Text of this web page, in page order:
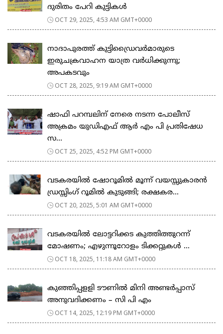
ദുരിതം പേറി കുട്ടികൾ
OCT 29, 2025, 4:53 AM GMT+0000
നാദാപുരത്ത് കുട്ടിഡ്രൈവർമാരുടെ
ഇരുചക്രവാഹന യാത്ര വർധിക്കുന്നു;
അപകടവും
OCT 28, 2025, 9:19 AM GMT+0000
ഷാഫി പറമ്പലിന് നേരെ നടന്ന പോലീസ്
അക്രമം യുഡിഎഫ് ആർ എം പി പ്രതിഷേധ
സ...
OCT 25, 2025, 4:52 PM GMT+0000
വടകരയിൽ ഷോറൂമിൽ മൂന്ന് വയസ്സുകാരൻ
ഡ്രസ്സിംഗ് റൂമിൽ കുടുങ്ങി; രക്ഷകര...
OCT 20, 2025, 5:01 AM GMT+0000
വടകരയിൽ ലോട്ടറിക്കട കുത്തിത്തുറന്ന്
മോഷണം; എഴുന്നൂറോളം ടിക്കറ്റുകൾ ...
OCT 18, 2025, 11:18 AM GMT+0000
കുഞ്ഞിപ്പളളി ടൗണിൽ മിനി അണ്ടർപ്പാസ്
അനുവദിക്കണം – സി പി എം
OCT 14, 2025, 12:19 PM GMT+0000